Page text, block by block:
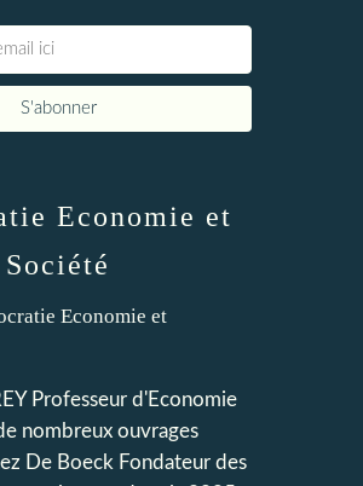
Economie et
Société
Professeur d'Economie
nombreux ouvrages
De Boeck Fondateur des